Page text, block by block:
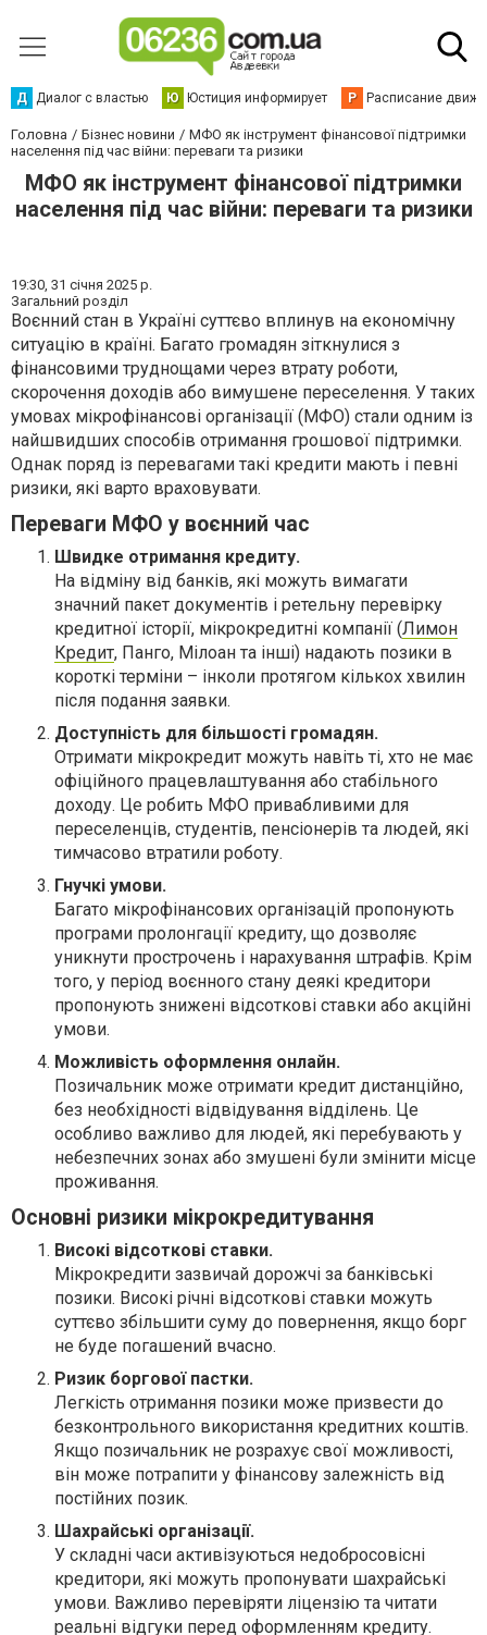
Д Диалог с властью Ю Юстиция информирует Р Расписание
Головна Бізнес новини
МФО як інструмент фінансової підтримки
населення під час війни: переваги та ризики
МФО як інструмент фінансової підтримки
населення під час війни: переваги та ризики
19:30, 31 січня 2025 р.
Загальний розділ
Воєнний стан в Україні суттєво вплинув на економічну
ситуацію в країні. Багато громадян зіткнулися з
фінансовими труднощами через втрату роботи,
скорочення доходів або вимушене переселення. У таких
умовах мікрофінансові організації (МФО) стали одним із
найшвидших способів отримання грошової підтримки.
Однак поряд із перевагами такі кредити мають і певні
ризики, які варто враховувати.
Переваги МФО у воєнний час
Швидке отримання кредиту.
На відміну від банків, які можуть вимагати
значний пакет документів і ретельну перевірку
кредитної історії, мікрокредитні компанії (Лимон
Кредит, Панго, Мілоан та інші) надають позики в
короткі терміни – інколи протягом кількох хвилин
після подання заявки.
Доступність для більшості громадян.
Отримати мікрокредит можуть навіть ті, хто не має
офіційного працевлаштування або стабільного
доходу. Це робить МФО привабливими для
переселенців, студентів, пенсіонерів та людей, які
тимчасово втратили роботу.
Гнучкі умови.
Багато мікрофінансових організацій пропонують
програми пролонгації кредиту, що дозволяє
уникнути прострочень і нарахування штрафів. Крім
того, у період воєнного стану деякі кредитори
пропонують знижені відсоткові ставки або акційні
умови.
Можливість оформлення онлайн.
Позичальник може отримати кредит дистанційно,
без необхідності відвідування відділень. Це
особливо важливо для людей, які перебувають у
небезпечних зонах або змушені були змінити місце
проживання.
Основні ризики мікрокредитування
Високі відсоткові ставки.
Мікрокредити зазвичай дорожчі за банківські
позики. Високі річні відсоткові ставки можуть
суттєво збільшити суму до повернення, якщо борг
не буде погашений вчасно.
Ризик боргової пастки.
Легкість отримання позики може призвести до
безконтрольного використання кредитних коштів.
Якщо позичальник не розрахує свої можливості,
він може потрапити у фінансову залежність від
постійних позик.
Шахрайські організації.
У складні часи активізуються недобросовісні
кредитори, які можуть пропонувати шахрайські
умови. Важливо перевіряти ліцензію та читати
реальні відгуки перед оформленням кредиту.